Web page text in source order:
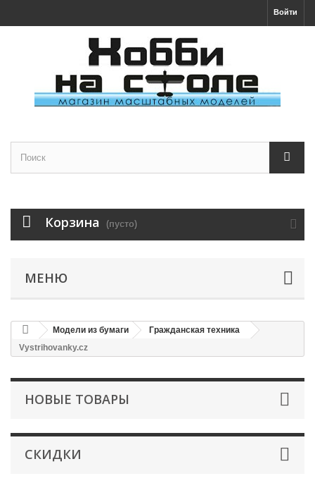
Войти
Корзина (пусто)
МЕНЮ
Модели из бумаги
Гражданская техника
Vystrihovanky.cz
НОВЫЕ ТОВАРЫ
СКИДКИ